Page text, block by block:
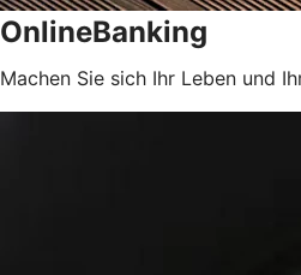
OnlineBanking
Machen Sie sich Ihr Leben und